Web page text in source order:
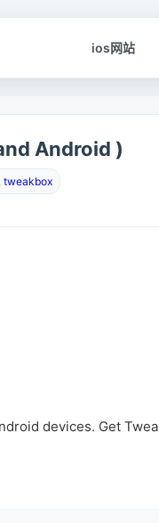
ios网站
Android )
, tweakbox
devices. Get